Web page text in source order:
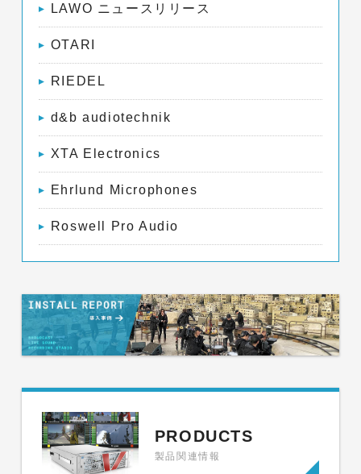
LAWO ニュースリリース
OTARI
RIEDEL
d&b audiotechnik
XTA Electronics
Ehrlund Microphones
Roswell Pro Audio
PRODUCTS
製品関連情報